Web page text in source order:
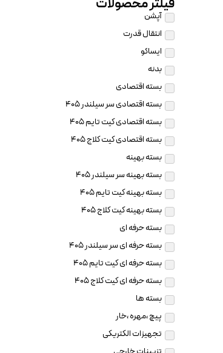
آپشن
انتقال قدرت
ایساکو
بدنه
بسته اقتصادی
بسته اقتصادی سر سیلندر 405
بسته اقتصادی کیت تایم 405
بسته اقتصادی کیت کلاج 405
بسته بهینه
بسته بهینه سر سیلندر 405
بسته بهینه کیت تایم 405
بسته بهینه کیت کلاج 405
بسته حرفه ای
بسته حرفه ای سر سیلندر 405
بسته حرفه ای کیت تایم 405
بسته حرفه ای کیت کلاج 405
بسته ها
پیچ ،مهره ،خار
تجهیزات الکتریکی